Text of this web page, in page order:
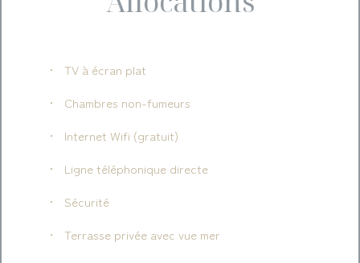
TV à écran plat
Chambres non-fumeurs
Internet Wifi (gratuit)
Ligne téléphonique directe
Sécurité
Terrasse privée avec vue mer